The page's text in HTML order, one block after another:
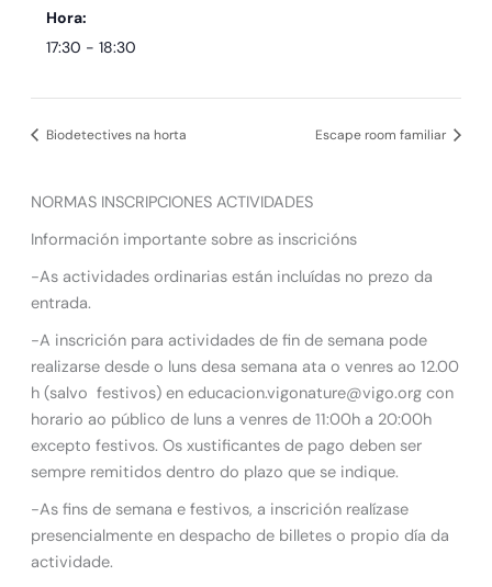
Hora:
17:30 - 18:30
Biodetectives na horta Escape room familiar
NORMAS INSCRIPCIONES ACTIVIDADES
Información importante sobre as inscricións
-As actividades ordinarias están incluídas no prezo da
entrada.
-A inscrición para actividades de fin de semana pode
realizarse desde o luns desa semana ata o venres ao 12.00
h (salvo festivos) en educacion.vigonature@vigo.org con
horario ao público de luns a venres de 11:00h a 20:00h
excepto festivos. Os xustificantes de pago deben ser
sempre remitidos dentro do plazo que se indique.
-As fins de semana e festivos, a inscrición realízase
presencialmente en despacho de billetes o propio día da
actividade.